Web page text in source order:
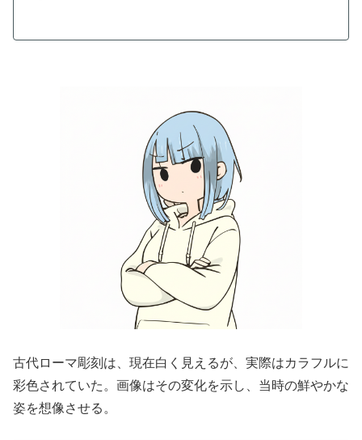
古代ローマ彫刻は、現在白く見えるが、実際はカラフルに
彩色されていた。画像はその変化を示し、当時の鮮やかな
姿を想像させる。